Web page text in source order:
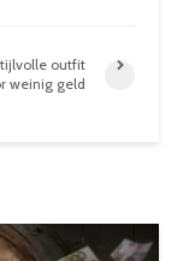
outfit
weinig geld